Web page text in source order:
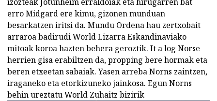
erro Midgard ere kimu, gizonen munduan
besarkatzen iritsi da. Mundu Ordena hau zertxobait
arraroa badirudi World Lizarra Eskandinaviako
mitoak koroa hazten behera geroztik. It a log Norse
herrien gisa erabiltzen da, propping bere hormak eta
beren etxeetan sabaiak. Yasen arreba Norns zaintzen,
iraganeko eta etorkizuneko jainkosa. Egun Norns
behin ureztatu World Zuhaitz bizirik